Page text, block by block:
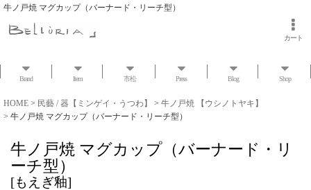
牛ノ戸焼 マグカップ（バーナード・リーチ型）
カート
Brand Item 市松 Press Blog Shop
HOME > 民藝 / 器【ミンゲイ・うつわ】 > 牛ノ戸焼 【ウシノトヤキ】
> 牛ノ戸焼 マグカップ（バーナード・リーチ型）
牛ノ戸焼 マグカップ（バーナード・リ
ーチ型）
[もえぎ釉]